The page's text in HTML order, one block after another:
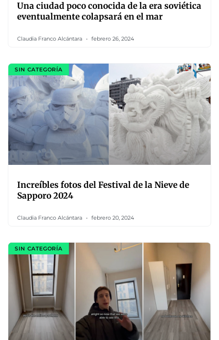
Una ciudad poco conocida de la era soviética
eventualmente colapsará en el mar
Claudia Franco Alcántara febrero 26, 2024
SIN CATEGORÍA
Increíbles fotos del Festival de la Nieve de
Sapporo 2024
Claudia Franco Alcántara febrero 20, 2024
SIN CATEGORÍA